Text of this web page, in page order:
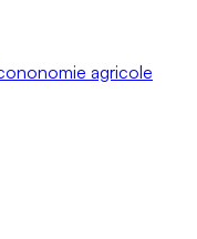
agricole